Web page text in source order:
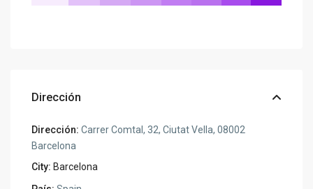
Dirección
Dirección: Carrer Comtal, 32, Ciutat Vella, 08002
Barcelona
City: Barcelona